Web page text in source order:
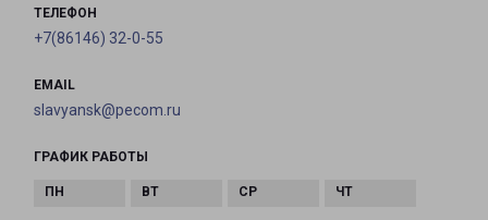
ТЕЛЕФОН
+7(86146) 32-0-55
EMAIL
slavyansk@pecom.ru
ГРАФИК РАБОТЫ